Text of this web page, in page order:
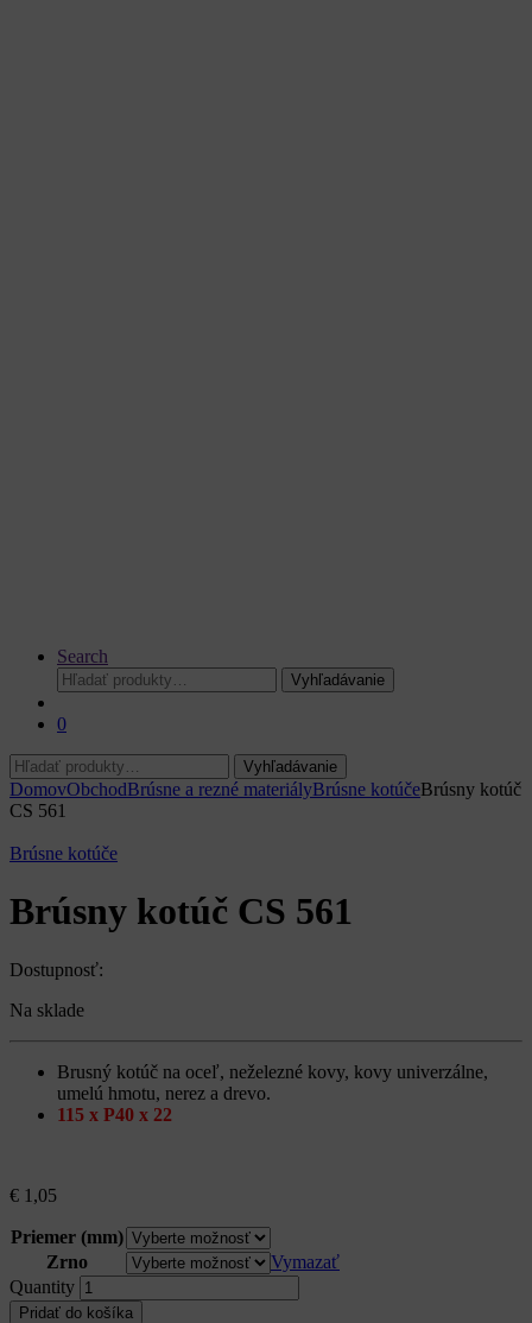
Search
Hľadať:
Vyhľadávanie
0
Hľadať:
Vyhľadávanie
DomovObchodBrúsne a rezné materiályBrúsne kotúčeBrúsny kotúč
CS 561
Brúsne kotúče
Brúsny kotúč CS 561
Dostupnosť:
Na sklade
Brusný kotúč na oceľ, neželezné kovy, kovy univerzálne,
umelú hmotu, nerez a drevo.
115 x P40 x 22
€ 1,05
Priemer (mm)
Zrno
Vymazať
Quantity
Pridať do košíka